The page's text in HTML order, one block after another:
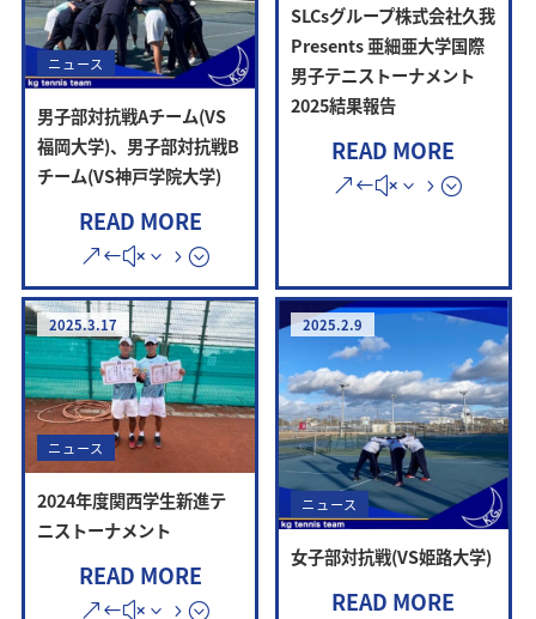
ニュース
男子部対抗戦Aチーム(VS
福岡大学)、男子部対抗戦B
チーム(VS神戸学院大学)
READ MORE
SLCsグループ株式会社久我
Presents 亜細亜大学国際
男子テニストーナメント
2025結果報告
READ MORE
2025.3.17
ニュース
2024年度関西学生新進テ
ニストーナメント
READ MORE
2025.2.9
ニュース
女子部対抗戦(VS姫路大学)
READ MORE